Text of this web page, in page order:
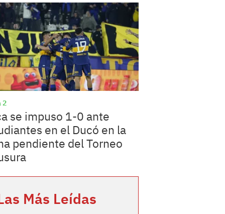
2
se impuso 1-0 ante
en el Ducó en la
pendiente del Torneo
Más Leídas